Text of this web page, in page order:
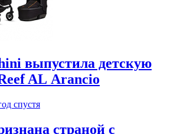
выпустила детскую
AL Arancio
спустя
страной с